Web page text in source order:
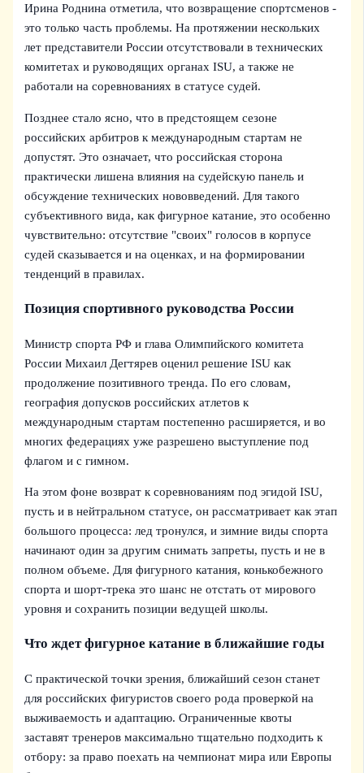
Ирина Роднина отметила, что возвращение спортсменов -
это только часть проблемы. На протяжении нескольких
лет представители России отсутствовали в технических
комитетах и руководящих органах ISU, а также не
работали на соревнованиях в статусе судей.
Позднее стало ясно, что в предстоящем сезоне
российских арбитров к международным стартам не
допустят. Это означает, что российская сторона
практически лишена влияния на судейскую панель и
обсуждение технических нововведений. Для такого
субъективного вида, как фигурное катание, это особенно
чувствительно: отсутствие "своих" голосов в корпусе
судей сказывается и на оценках, и на формировании
тенденций в правилах.
Позиция спортивного руководства России
Министр спорта РФ и глава Олимпийского комитета
России Михаил Дегтярев оценил решение ISU как
продолжение позитивного тренда. По его словам,
география допусков российских атлетов к
международным стартам постепенно расширяется, и во
многих федерациях уже разрешено выступление под
флагом и с гимном.
На этом фоне возврат к соревнованиям под эгидой ISU,
пусть и в нейтральном статусе, он рассматривает как этап
большого процесса: лед тронулся, и зимние виды спорта
начинают один за другим снимать запреты, пусть и не в
полном объеме. Для фигурного катания, конькобежного
спорта и шорт-трека это шанс не отстать от мирового
уровня и сохранить позиции ведущей школы.
Что ждет фигурное катание в ближайшие годы
С практической точки зрения, ближайший сезон станет
для российских фигуристов своего рода проверкой на
выживаемость и адаптацию. Ограниченные квоты
заставят тренеров максимально тщательно подходить к
отбору: за право поехать на чемпионат мира или Европы